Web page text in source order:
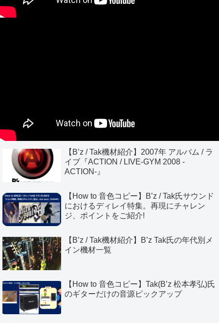
【B’z / Tak機材紹介】2007年 アルバム / ラ
イブ『ACTION / LIVE-GYM 2008 -
ACTION-』
【How to 音色コピー】B’z / Tak氏サウンド
におけるディレイ特集。再現にチャレン
ジ、ポイントをご紹介!
【B’z / Tak機材紹介】B’z Tak氏の年代別メ
イン機材一覧
【How to 音色コピー】Tak(B’z 松本孝弘)氏
のギターだけの音源ピックアップ